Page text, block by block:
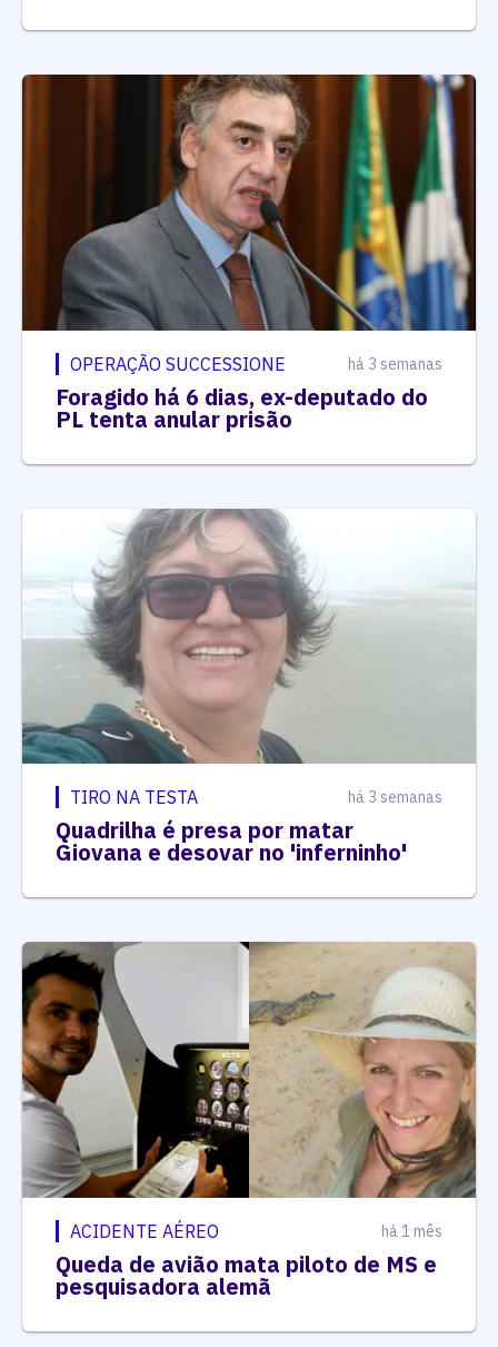
OPERAÇÃO SUCCESSIONE há 3 semanas
Foragido há 6 dias, ex-deputado do
PL tenta anular prisão
TIRO NA TESTA há 3 semanas
Quadrilha é presa por matar
Giovana e desovar no 'inferninho'
ACIDENTE AÉREO há 1 mês
Queda de avião mata piloto de MS e
pesquisadora alemã